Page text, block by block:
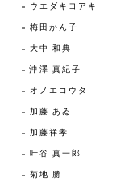
ウエダキヨアキ
梅田かん子
大中 和典
沖澤 真紀子
オノエコウタ
加藤 あゐ
加藤祥孝
叶谷 真一郎
菊地 勝